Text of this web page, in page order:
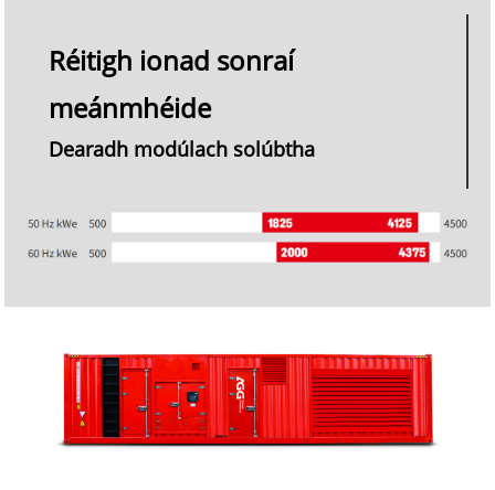
Réitigh ionad sonraí
meánmhéide
Dearadh modúlach solúbtha